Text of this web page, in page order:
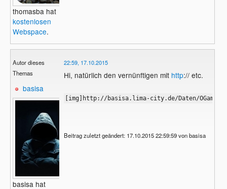
thomasba hat
kostenlosen
Webspace.
Autor dieses
Themas
basisa
basisa hat
22:59, 17.10.2015
Hi, natürlich den vernünftigen mit http:// etc.
[img]http://basisa.lima-city.de/Daten/OGame/
Beitrag zuletzt geändert: 17.10.2015 22:59:59 von basisa